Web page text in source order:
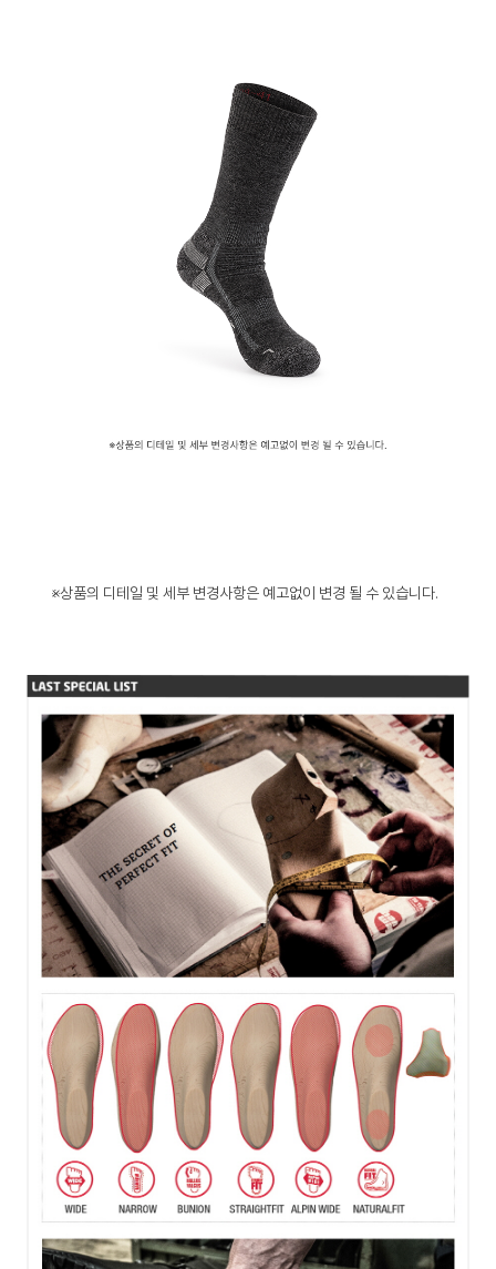
※상품의 디테일 및 세부 변경사항은 예고없이 변경 될 수 있습니다.